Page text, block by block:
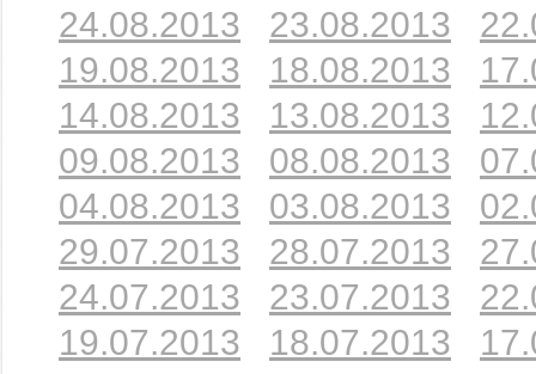
24.08.2013
23.08.2013
19.08.2013
18.08.2013
14.08.2013
13.08.2013
09.08.2013
08.08.2013
04.08.2013
03.08.2013
29.07.2013
28.07.2013
24.07.2013
23.07.2013
19.07.2013
18.07.2013